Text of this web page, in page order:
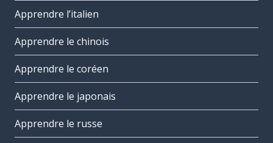
Apprendre l’italien
Apprendre le chinois
Apprendre le coréen
Apprendre le japonais
Apprendre le russe